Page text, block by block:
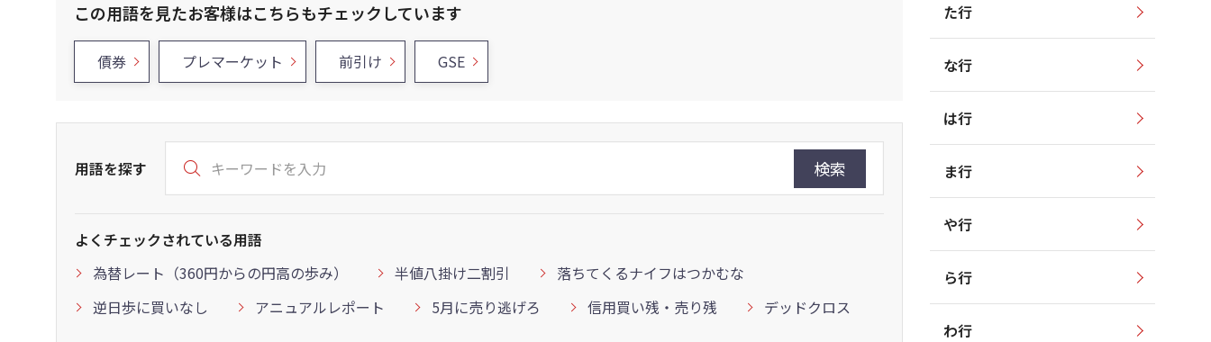
この用語を見たお客様はこちらもチェックしています
債券 プレマーケット 前引け GSE
用語を探す 検索
よくチェックされている用語
為替レート（360円からの円高の歩み）
半値八掛け二割引
落ちてくるナイフはつかむな
逆日歩に買いなし
アニュアルレポート 5月に売り逃げろ 信用買い残・売り残 デッドクロス
た行
な行
は行
ま行
や行
ら行
わ行